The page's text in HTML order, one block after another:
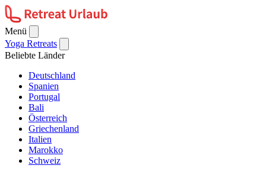
Menü
Yoga Retreats
Beliebte Länder
Deutschland
Spanien
Portugal
Bali
Österreich
Griechenland
Italien
Marokko
Schweiz